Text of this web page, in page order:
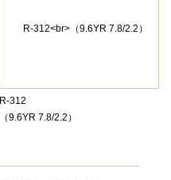
R-312
（9.6YR 7.8/2.2）